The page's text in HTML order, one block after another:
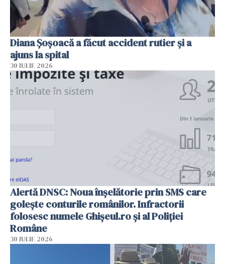
Diana Șoșoacă a făcut accident rutier și a
ajuns la spital
30 IULIE 2026
Alertă DNSC: Noua înșelătorie prin SMS care
golește conturile românilor. Infractorii
folosesc numele Ghișeul.ro și al Poliției
Române
30 IULIE 2026